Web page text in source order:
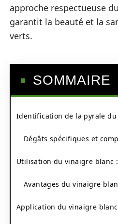
approche respectueuse
garantit la beauté et la
verts.
SOMMAIRE
Identification de la pyrale du
Dégâts spécifiques et
Utilisation du vinaigre blanc
Avantages du vinaigre
Application du vinaigre